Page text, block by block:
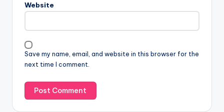
Website
Save my name, email, and website in this browser for the
next time I comment.